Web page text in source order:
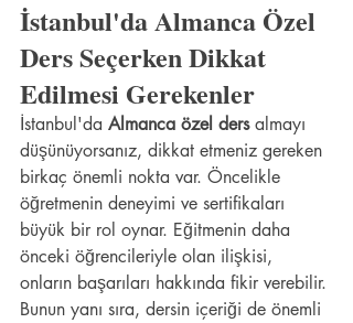
İstanbul'da Almanca Özel
Ders Seçerken Dikkat
Edilmesi Gerekenler
İstanbul'da Almanca özel ders almayı
düşünüyorsanız, dikkat etmeniz gereken
birkaç önemli nokta var. Öncelikle
öğretmenin deneyimi ve sertifikaları
büyük bir rol oynar. Eğitmenin daha
önceki öğrencileriyle olan ilişkisi,
onların başarıları hakkında fikir verebilir.
Bunun yanı sıra, dersin içeriği de önemli